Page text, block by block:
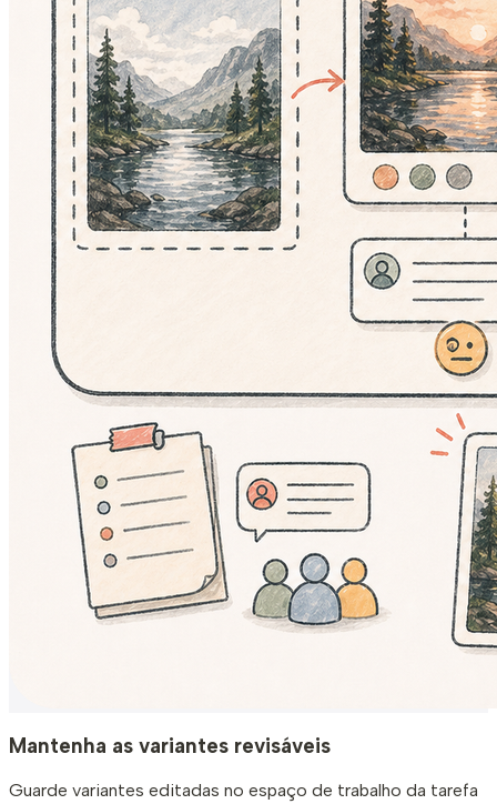
Mantenha as variantes revisáveis
Guarde variantes editadas no espaço de trabalho da tarefa